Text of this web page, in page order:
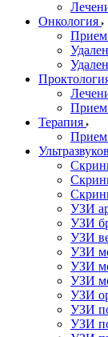
Онкология
Прием
Прием
Терапия
Прием
УЗИ
УЗИ
УЗИ
УЗИ
УЗИ
УЗИ
УЗИ
УЗИ
УЗИ